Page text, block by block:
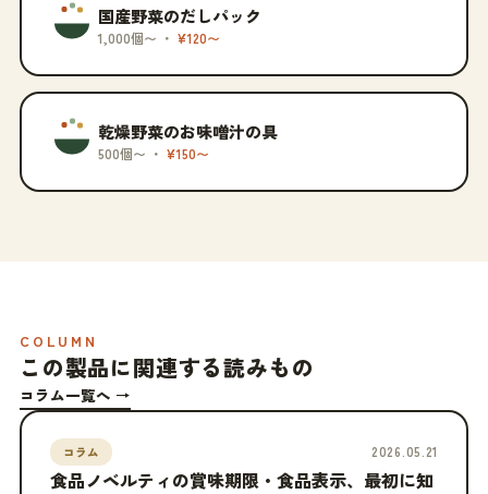
国産野菜のだしパック
1,000個〜 ・ ¥120〜
乾燥野菜のお味噌汁の具
500個〜 ・ ¥150〜
COLUMN
この製品に関連する読みもの
コラム一覧へ →
コラム 2026.05.21
食品ノベルティの賞味期限・食品表示、最初に知